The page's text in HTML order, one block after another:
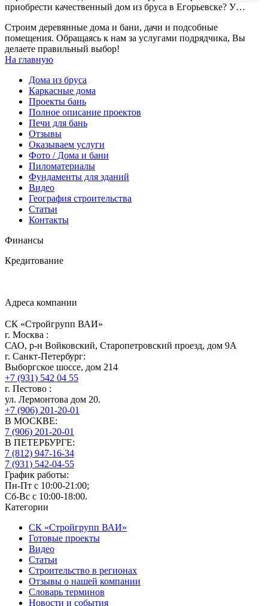
приобрести качественный дом из бруса в Егорьевске? У…
Строим деревянные дома и бани, дачи и подсобные
помещения. Обращаясь к нам за услугами подрядчика, Вы
делаете правильный выбор!
На главную
Дома из бруса
Каркасные дома
Проекты бань
Полное описание проектов
Печи для бань
Отзывы
Оказываем услуги
Фото / Дома и бани
Пиломатериалы
Фундаменты для зданий
Видео
География строительства
Статьи
Контакты
Финансы
Кредитование
Адреса компании
СК «Стройгрупп ВАИ»
г. Москва :
САО, р-н Войковский, Старопетровский проезд, дом 9А
г. Санкт-Петербург:
Выборгское шоссе, дом 214
+7 (931) 542 04 55
г. Пестово :
ул. Лермонтова дом 20.
+7 (906) 201-20-01
В МОСКВЕ:
7 (906) 201-20-01
В ПЕТЕРБУРГЕ:
7 (812) 947-16-34
7 (931) 542-04-55
График работы:
Пн-Пт с 10:00-21:00;
Сб-Вс с 10:00-18:00.
Категории
СК «Стройгрупп ВАИ»
Готовые проекты
Видео
Статьи
Строительство в регионах
Отзывы о нашей компании
Словарь терминов
Новости и события